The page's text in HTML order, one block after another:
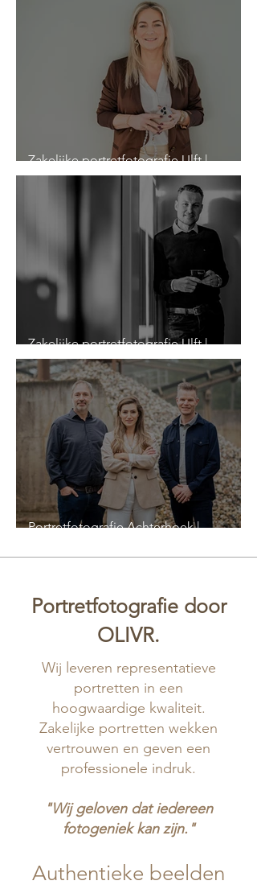
Zakelijke portretfotografie Ulft |
Heutinck Makelaardij
Zakelijke portretfotografie Ulft |
Heutinck Makelaardij
Portretfotografie Achterhoek |
Portretfotografie door
OLIVR.
Wij leveren representatieve
portretten in een
hoogwaardige kwaliteit.
Zakelijke portretten wekken
vertrouwen en geven een
professionele indruk.
"Wij geloven dat iedereen
fotogeniek kan zijn."
Authentieke beelden